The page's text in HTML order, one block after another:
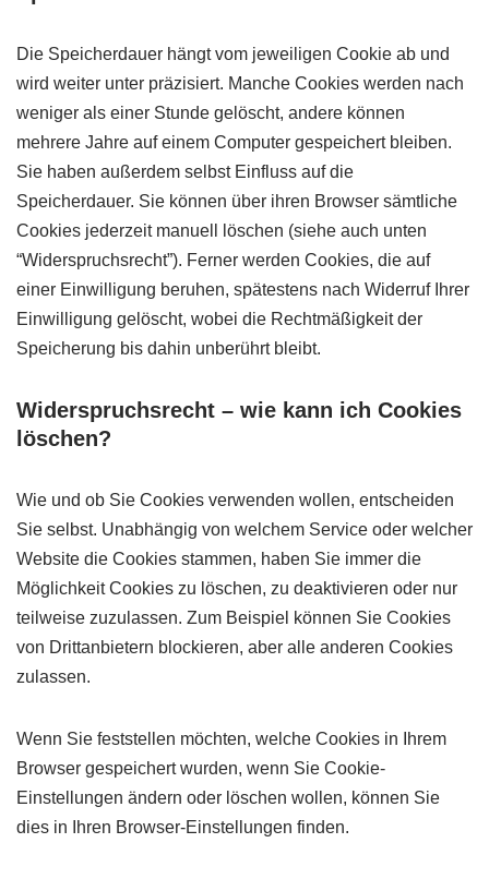
Die Speicherdauer hängt vom jeweiligen Cookie ab und
wird weiter unter präzisiert. Manche Cookies werden nach
weniger als einer Stunde gelöscht, andere können
mehrere Jahre auf einem Computer gespeichert bleiben.
Sie haben außerdem selbst Einfluss auf die
Speicherdauer. Sie können über ihren Browser sämtliche
Cookies jederzeit manuell löschen (siehe auch unten
“Widerspruchsrecht”). Ferner werden Cookies, die auf
einer Einwilligung beruhen, spätestens nach Widerruf Ihrer
Einwilligung gelöscht, wobei die Rechtmäßigkeit der
Speicherung bis dahin unberührt bleibt.
Widerspruchsrecht – wie kann ich Cookies
löschen?
Wie und ob Sie Cookies verwenden wollen, entscheiden
Sie selbst. Unabhängig von welchem Service oder welcher
Website die Cookies stammen, haben Sie immer die
Möglichkeit Cookies zu löschen, zu deaktivieren oder nur
teilweise zuzulassen. Zum Beispiel können Sie Cookies
von Drittanbietern blockieren, aber alle anderen Cookies
zulassen.
Wenn Sie feststellen möchten, welche Cookies in Ihrem
Browser gespeichert wurden, wenn Sie Cookie-
Einstellungen ändern oder löschen wollen, können Sie
dies in Ihren Browser-Einstellungen finden.